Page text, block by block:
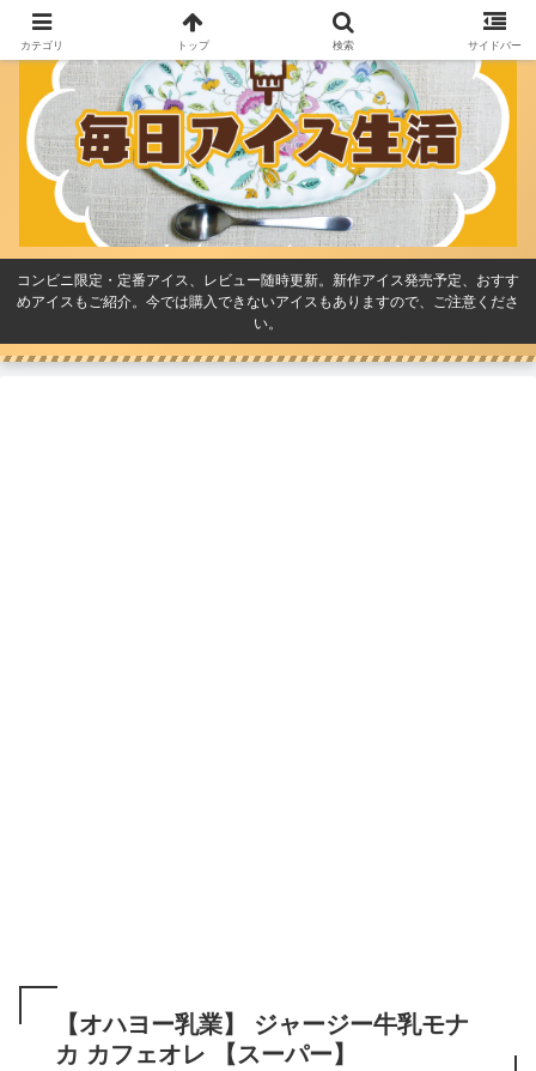
コンビニ限定・定番アイス、レビュー随時更新。新作アイス発売予定、おすす
めアイスもご紹介。今では購入できないアイスもありますので、ご注意くださ
い。
【オハヨー乳業】 ジャージー牛乳モナ
カ カフェオレ 【スーパー】
カテゴリ トップ 検索 サイドバー